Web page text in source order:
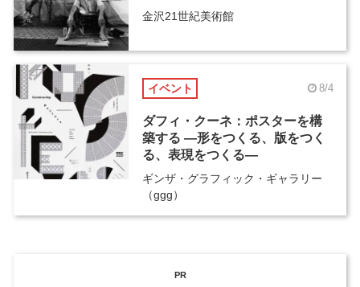
金沢21世紀美術館
イベント 8/4
ダフィ・クーネ：ポスターを構
築する ―形をつくる、版をつく
る、表現をつくる―
ギンザ・グラフィック・ギャラリー
（ggg）
PR